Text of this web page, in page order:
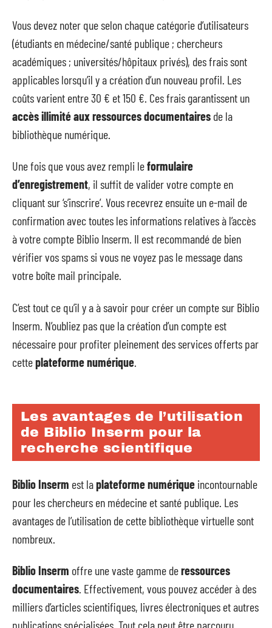
Vous devez noter que selon chaque catégorie d’utilisateurs
(étudiants en médecine/santé publique ; chercheurs
académiques ; universités/hôpitaux privés), des frais sont
applicables lorsqu’il y a création d’un nouveau profil. Les
coûts varient entre 30 € et 150 €. Ces frais garantissent un
accès illimité aux ressources documentaires de la
bibliothèque numérique.
Une fois que vous avez rempli leformulaire
d’enregistrement, il suffit de valider votre compte en
cliquant sur ‘s’inscrire’. Vous recevrez ensuite un e-mail de
confirmation avec toutes les informations relatives à l’accès
à votre compte Biblio Inserm. Il est recommandé de bien
vérifier vos spams si vous ne voyez pas le message dans
votre boîte mail principale.
C’est tout ce qu’il y a à savoir pour créer un compte sur Biblio
Inserm. N’oubliez pas que la création d’un compte est
nécessaire pour profiter pleinement des services offerts par
cetteplateforme numérique
Les avantages de l’utilisation
de Biblio Inserm pour la
recherche scientifique
Biblio Inserm est laplateforme numérique incontournable
pour les chercheurs en médecine et santé publique. Les
avantages de l’utilisation de cette bibliothèque virtuelle sont
nombreux.
Biblio Inserm offre une vaste gamme deressources
documentaires. Effectivement, vous pouvez accéder à des
milliers d’articles scientifiques, livres électroniques et autres
publications spécialisées. Tout cela peut être parcouru